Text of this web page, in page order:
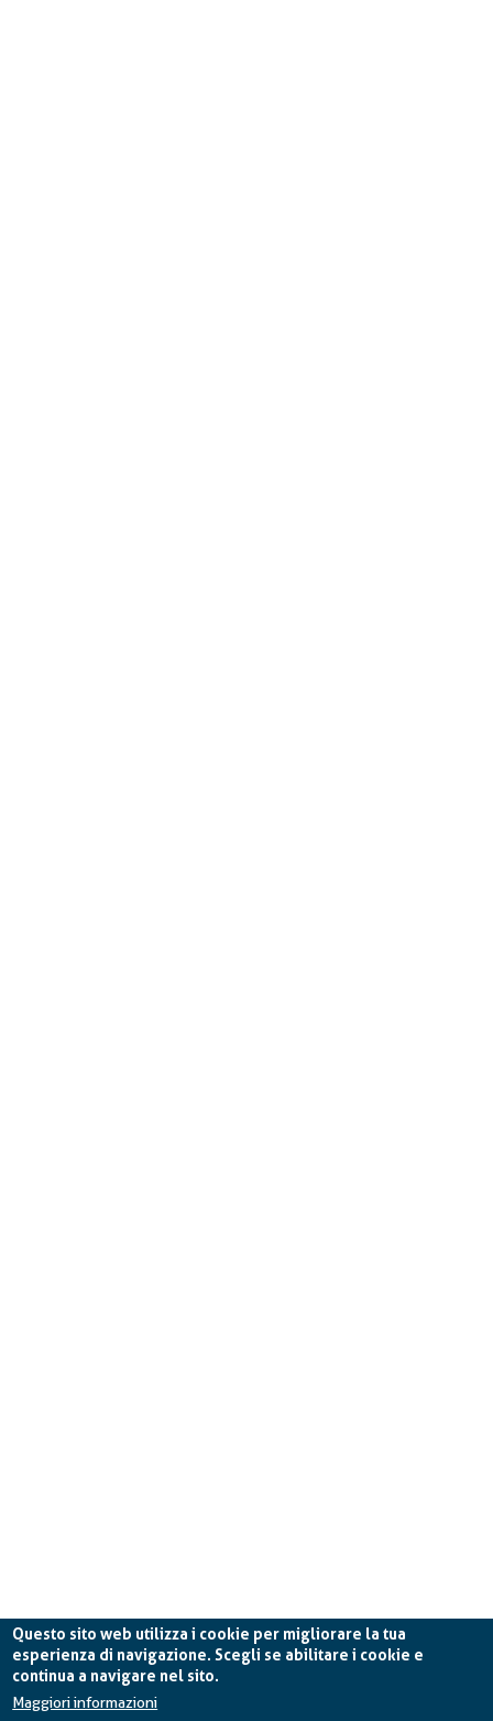
Questo sito web utilizza i cookie per migliorare la tua
esperienza di navigazione. Scegli se abilitare i cookie e
continua a navigare nel sito.
Maggiori informazioni
Planetek Italia s.r.l. P. IVA 04555490723 -